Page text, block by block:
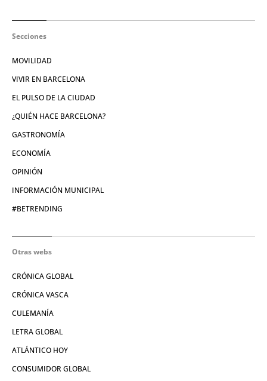
Secciones
MOVILIDAD
VIVIR EN BARCELONA
EL PULSO DE LA CIUDAD
¿QUIÉN HACE BARCELONA?
GASTRONOMÍA
ECONOMÍA
OPINIÓN
INFORMACIÓN MUNICIPAL
#BETRENDING
Otras webs
CRÓNICA GLOBAL
CRÓNICA VASCA
CULEMANÍA
LETRA GLOBAL
ATLÁNTICO HOY
CONSUMIDOR GLOBAL